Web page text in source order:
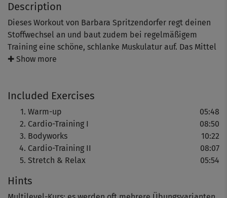
Description
Dieses Workout von Barbara Spritzendorfer regt deinen
Stoffwechsel an und baut zudem bei regelmäßigem
Training eine schöne, schlanke Muskulatur auf. Das Mittel
der Wahl: ein optimaler Mix aus Cardio- und
Körperfettanteil zu reduzieren. Schritt für Schritt wird
deine Silhouette modelliert - du verlierst überflüssige
Pfunde und wirst straffer und definierter.
Los geht’s mit einem dynamischen Warm-up, das deine
Schulterkreisen, Knee-lifts und Side-to-Side-Steps auf
Betriebstemperatur bringt. Der erste Block im Stand regt
✚ Show more
Included Exercises
Warm-up
05:48
Cardio-Training I
08:50
Bodyworks
10:22
Cardio-Training II
08:07
Stretch & Relax
05:54
Hints